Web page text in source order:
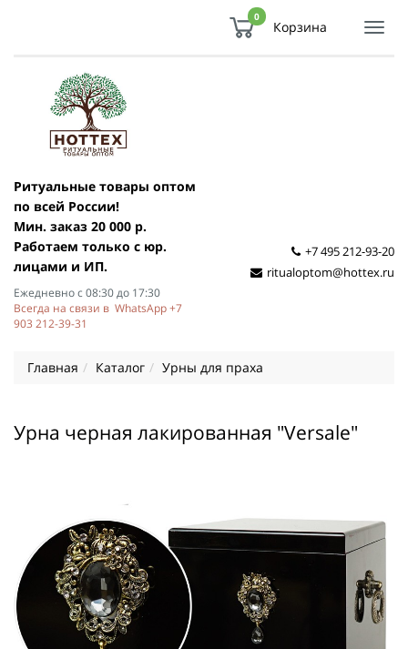
0
Корзина
Ритуальные товары оптом
по всей России!
Мин. заказ 20 000 р.
Работаем только с юр.
лицами и ИП.
Ежедневно с 08:30 до 17:30
Всегда на связи в WhatsApp +7
903 212-39-31
+7 495 212-93-20
ritualoptom@hottex.ru
Главная Каталог Урны для праха
Урна черная лакированная "Versale"